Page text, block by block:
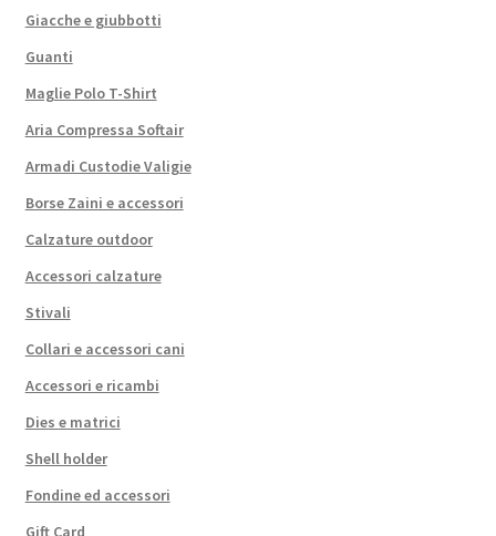
Giacche e giubbotti
Guanti
Maglie Polo T-Shirt
Aria Compressa Softair
Armadi Custodie Valigie
Borse Zaini e accessori
Calzature outdoor
Accessori calzature
Stivali
Collari e accessori cani
Accessori e ricambi
Dies e matrici
Shell holder
Fondine ed accessori